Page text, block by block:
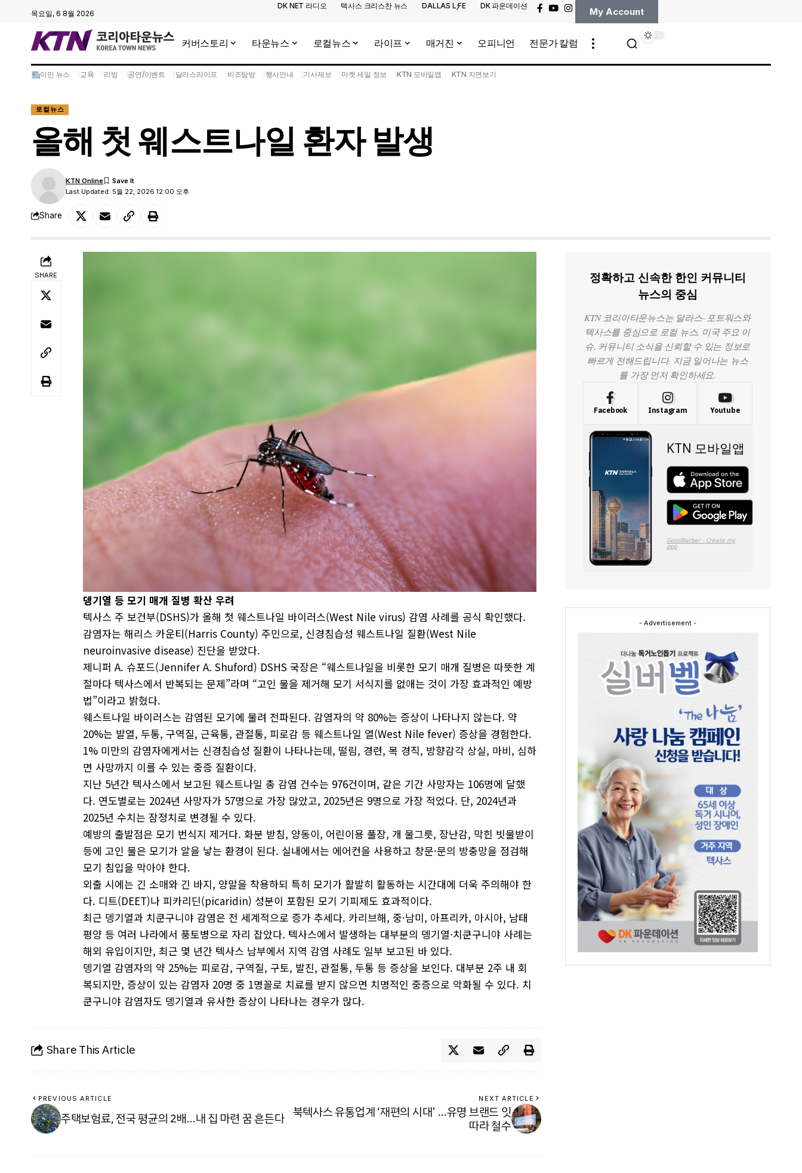
목요일, 6 8월 2026
DK NET 라디오 텍사스 크리스찬 뉴스 DALLAS L;FE DK 파운데이션
My Account
커버스토리 타운뉴스 로컬뉴스 라이프 매거진 오피니언 전문가 칼럼
이민 뉴스 교육 리빙 공연/이벤트 달라스라이프 비즈탐방 행사안내 기사제보 마켓 세일 정보 KTN 모바일앱 KTN 지면보기
로컬뉴스
올해 첫 웨스트나일 환자 발생
Last Updated: 5월 22, 2026 12:00 오후
KTN Online
Share
SHARE
뎅기열 등 모기 매개 질병 확산 우려
텍사스 주 보건부(DSHS)가 올해 첫 웨스트나일 바이러스(West Nile virus) 감염 사례를 공식 확인했다.
감염자는 해리스 카운티(Harris County) 주민으로, 신경침습성 웨스트나일 질환(West Nile
neuroinvasive disease) 진단을 받았다.
제니퍼 A. 슈포드(Jennifer A. Shuford) DSHS 국장은 “웨스트나일을 비롯한 모기 매개 질병은 따뜻한 계
절마다 텍사스에서 반복되는 문제”라며 “고인 물을 제거해 모기 서식지를 없애는 것이 가장 효과적인 예방
법”이라고 밝혔다.
웨스트나일 바이러스는 감염된 모기에 물려 전파된다. 감염자의 약 80%는 증상이 나타나지 않는다. 약
20%는 발열, 두통, 구역질, 근육통, 관절통, 피로감 등 웨스트나일 열(West Nile fever) 증상을 경험한다.
1% 미만의 감염자에게서는 신경침습성 질환이 나타나는데, 떨림, 경련, 목 경직, 방향감각 상실, 마비, 심하
면 사망까지 이를 수 있는 중증 질환이다.
지난 5년간 텍사스에서 보고된 웨스트나일 총 감염 건수는 976건이며, 같은 기간 사망자는 106명에 달했
다. 연도별로는 2024년 사망자가 57명으로 가장 많았고, 2025년은 9명으로 가장 적었다. 단, 2024년과
2025년 수치는 잠정치로 변경될 수 있다.
예방의 출발점은 모기 번식지 제거다. 화분 받침, 양동이, 어린이용 풀장, 개 물그릇, 장난감, 막힌 빗물받이
등에 고인 물은 모기가 알을 낳는 환경이 된다. 실내에서는 에어컨을 사용하고 창문·문의 방충망을 점검해
모기 침입을 막아야 한다.
외출 시에는 긴 소매와 긴 바지, 양말을 착용하되 특히 모기가 활발히 활동하는 시간대에 더욱 주의해야 한
다. 디트(DEET)나 피카리딘(picaridin) 성분이 포함된 모기 기피제도 효과적이다.
최근 뎅기열과 치쿤구니야 감염은 전 세계적으로 증가 추세다. 카리브해, 중·남미, 아프리카, 아시아, 남태
평양 등 여러 나라에서 풍토병으로 자리 잡았다. 텍사스에서 발생하는 대부분의 뎅기열·치쿤구니야 사례는
해외 유입이지만, 최근 몇 년간 텍사스 남부에서 지역 감염 사례도 일부 보고된 바 있다.
뎅기열 감염자의 약 25%는 피로감, 구역질, 구토, 발진, 관절통, 두통 등 증상을 보인다. 대부분 2주 내 회
복되지만, 증상이 있는 감염자 20명 중 1명꼴로 치료를 받지 않으면 치명적인 중증으로 악화될 수 있다. 치
쿤구니야 감염자도 뎅기열과 유사한 증상이 나타나는 경우가 많다.
Share This Article
PREVIOUS ARTICLE
주택보험료, 전국 평균의 2배…내 집 마련 꿈 흔든다
NEXT ARTICLE
북텍사스 유통업계 ‘재편의 시대’ …유명 브랜드 잇
따라 철수
정확하고 신속한 한인 커뮤니티
뉴스의 중심
KTN 코리아타운뉴스는 달라스–포트워스와
텍사스를 중심으로 로컬 뉴스, 미국 주요 이
슈, 커뮤니티 소식을 신뢰할 수 있는 정보로
빠르게 전해드립니다. 지금 일어나는 뉴스
를 가장 먼저 확인하세요.
Facebook Instagram Youtube
- Advertisement -